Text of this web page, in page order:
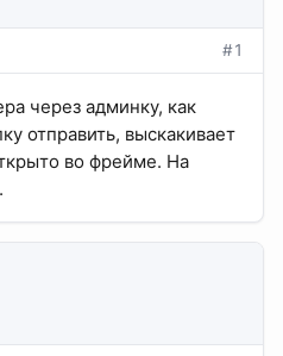
#1
через админку, как
отправить, выскакивает
во фрейме. На